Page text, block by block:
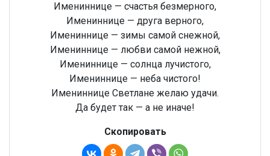
Имениннице — счастья безмерного,
Имениннице — друга верного,
Имениннице — зимы самой снежной,
Имениннице — любви самой нежной,
Имениннице — солнца лучистого,
Имениннице — неба чистого!
Имениннице Светлане желаю удачи.
Да будет так — а не иначе!
Скопировать